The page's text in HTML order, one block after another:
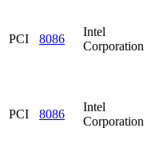
PCI 8086
Intel
Corporation
PCI 8086
Intel
Corporation